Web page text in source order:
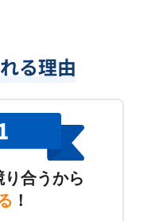
る理由
合うから
！